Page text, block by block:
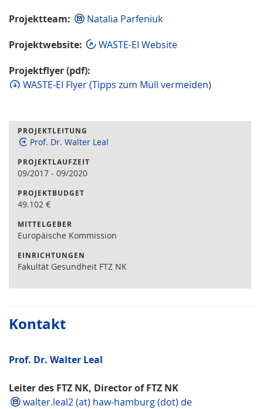
Projektteam:
Natalia Parfeniuk
Projektwebsite:
WASTE-EI Website
Projektflyer (pdf):
WASTE-EI Flyer (Tipps zum Müll vermeiden)
PROJEKTLEITUNG
Prof. Dr. Walter Leal
PROJEKTLAUFZEIT
09/2017 - 09/2020
PROJEKTBUDGET
49.102 €
MITTELGEBER
Europäische Kommission
EINRICHTUNGEN
Fakultät Gesundheit FTZ NK
Kontakt
Prof. Dr. Walter Leal
Leiter des FTZ NK, Director of FTZ NK
walter.leal2 (at) haw-hamburg (dot) de